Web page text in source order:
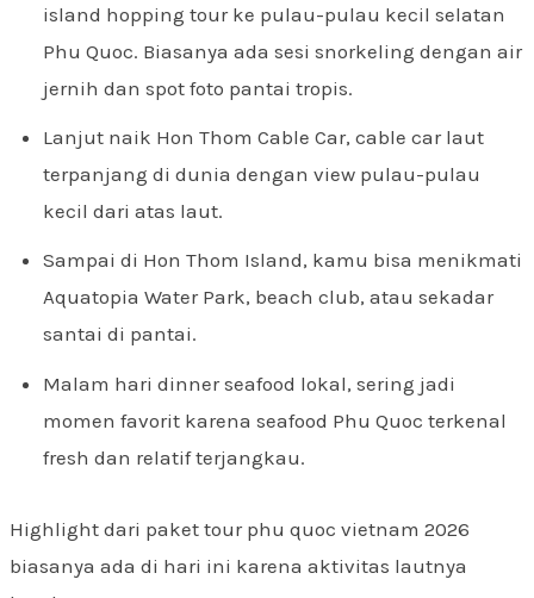
island hopping tour ke pulau-pulau kecil selatan
Phu Quoc. Biasanya ada sesi snorkeling dengan air
jernih dan spot foto pantai tropis.
Lanjut naik Hon Thom Cable Car, cable car laut
terpanjang di dunia dengan view pulau-pulau
kecil dari atas laut.
Sampai di Hon Thom Island, kamu bisa menikmati
Aquatopia Water Park, beach club, atau sekadar
santai di pantai.
Malam hari dinner seafood lokal, sering jadi
momen favorit karena seafood Phu Quoc terkenal
fresh dan relatif terjangkau.
Highlight dari paket tour phu quoc vietnam 2026
biasanya ada di hari ini karena aktivitas lautnya